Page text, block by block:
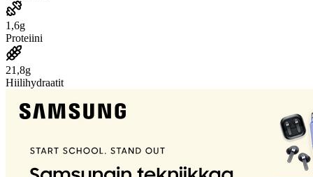
1,6g
Proteiini
21,8g
Hiilihydraatit